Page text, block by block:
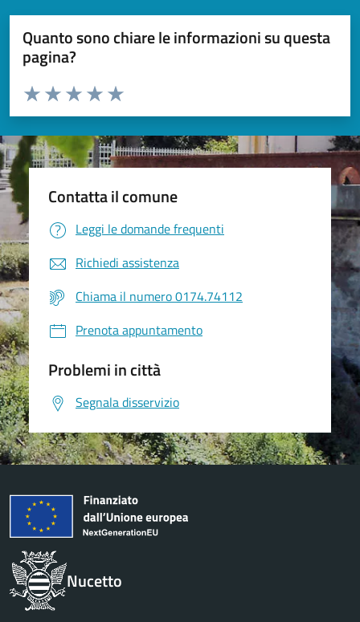
Quanto sono chiare le informazioni su questa
pagina?
Valuta da 1 a 5 stelle la pagina
Valuta 5 stelle su 5
Valuta 4 stelle su 5
Valuta 3 stelle su 5
Valuta 2 stelle su 5
Valuta 1 stelle su 5
Contatta il comune
Leggi le domande frequenti
Richiedi assistenza
Chiama il numero 0174.74112
Prenota appuntamento
Problemi in città
Segnala disservizio
Nucetto